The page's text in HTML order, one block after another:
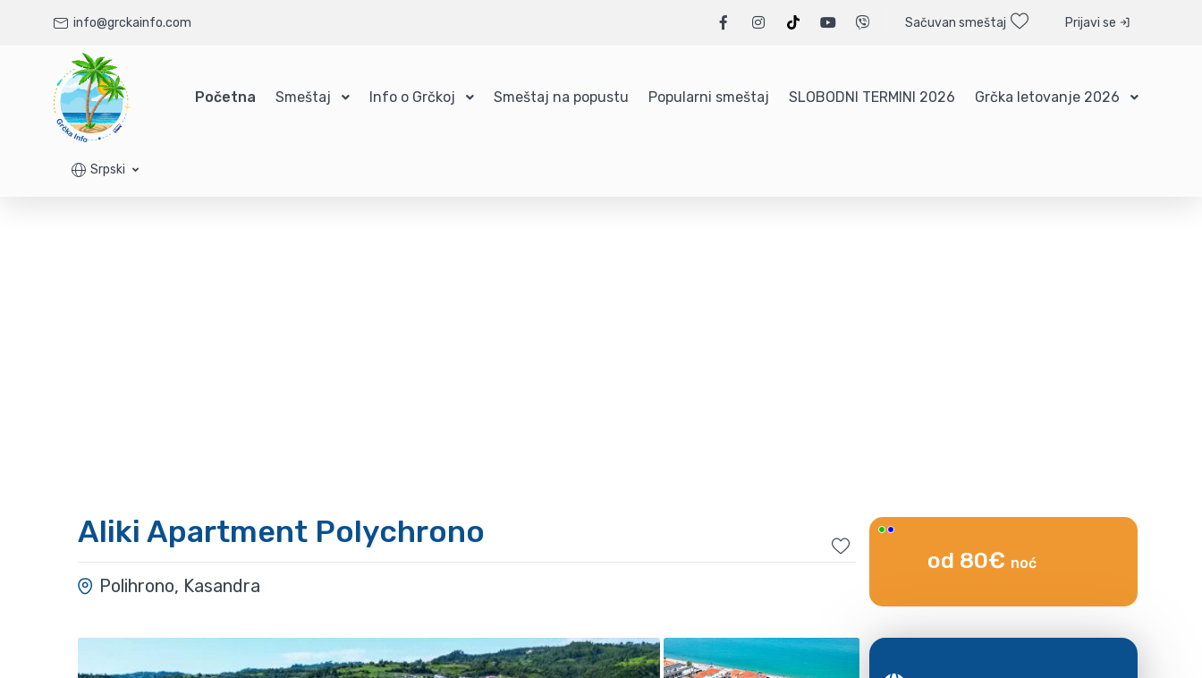
info@grckainfo.com Sačuvan smeštaj Prijavi se
Početna Smeštaj Info o Grčkoj Smeštaj na popustu Popularni smeštaj SLOBODNI TERMINI 2026 Grčka letovanje 2026
Srpski
Aliki Apartment Polychrono
Polihrono, Kasandra
od 80€ noć